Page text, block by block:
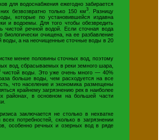
для водоснабжения ежегодно забирается
безвозвратно только 150 км3. Разницу
которые по установившейся издавна
и водоемы. Для того чтобы обезвредить
чистой речной водой. Если сточная вода
очищена, на ее разбавление
а на неочищенные сточные воды в 20
менее половины сточных вод, поэтому
вод, сбрасываемых в реки земного шара,
чистой воды. Это уже очень много — 40%
больше воды, чем расходуется на все
что население и экономика размещены
крайнему загрязнению рек в наиболее
районах, в основном на большей части
заключается не столько в нехватке
потребностей, сколько в загрязнении
особенно речных и озерных вод в ряде